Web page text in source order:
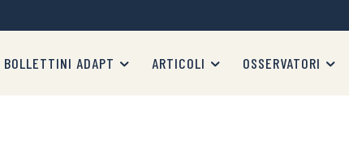
BOLLETTINI ADAPT ARTICOLI OSSERVATORI